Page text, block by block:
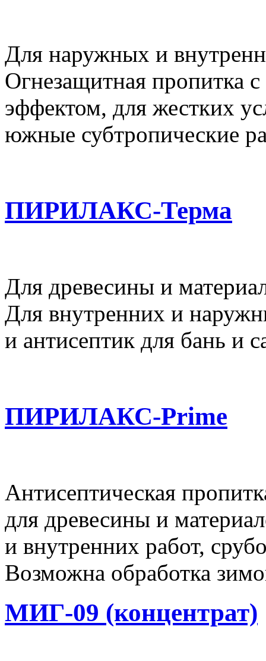
Для наружных и
Огнезащитная пропитка
эффектом, для жестких
южные субтропические
ПИРИЛАКС-Терма
Для древесины и
Для внутренних и
и антисептик для бань и
ПИРИЛАКС-Prime
Антисептическая
для древесины и
и внутренних работ,
Возможна обработка
МИГ-09 (концентрат)